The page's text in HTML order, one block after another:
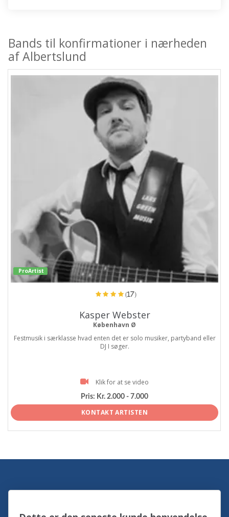
Bands til konfirmationer i nærheden
af Albertslund
ProArtist
(17)
Kasper Webster
København Ø
Festmusik i særklasse hvad enten det er solo musiker, partyband eller
DJ I søger.
Klik for at se video
Pris: Kr. 2.000 - 7.000
KONTAKT ARTISTEN